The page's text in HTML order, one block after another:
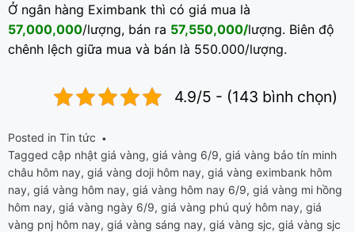
Ở ngân hàng Eximbank thì có giá mua là
57,000,000/lượng, bán ra 57,550,000/lượng. Biên độ
chênh lệch giữa mua và bán là 550.000/lượng.
4.9/5 - (143 bình chọn)
Posted in Tin tức
Tagged cập nhật giá vàng, giá vàng 6/9, giá vàng bảo tín minh
châu hôm nay, giá vàng doji hôm nay, giá vàng eximbank hôm
nay, giá vàng hôm nay, giá vàng hôm nay 6/9, giá vàng mi hồng
hôm nay, giá vàng ngày 6/9, giá vàng phú quý hôm nay, giá
vàng pnj hôm nay, giá vàng sáng nay, giá vàng sjc, giá vàng sjc